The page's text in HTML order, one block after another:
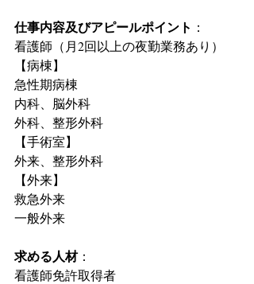
仕事内容及びアピールポイント ：
看護師（月2回以上の夜勤業務あり）
【病棟】
急性期病棟
内科、脳外科
外科、整形外科
【手術室】
外来、整形外科
【外来】
救急外来
一般外来
求める人材：
看護師免許取得者